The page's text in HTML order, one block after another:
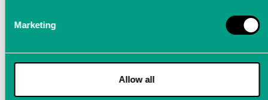
Marketing
Allow all
Der LTT24 als Audio-Recorder
bietet Ihnen:
Analoge Ausgänge: 16 Bit mit bis zu 2 M Sample/s je